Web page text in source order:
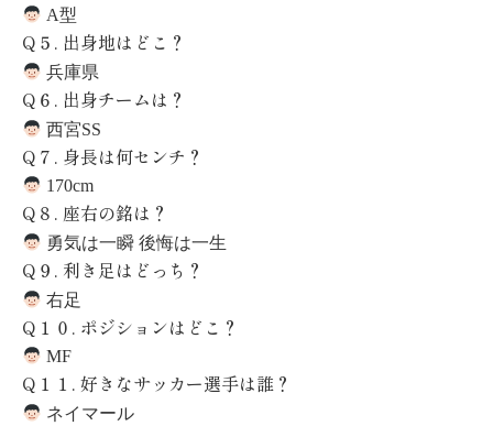
A型
Q ５ . 出身地はどこ？
兵庫県
Q ６ . 出身チームは？
西宮SS
Q ７ . 身長は何センチ？
170cm
Q ８ . 座右の銘は？
勇気は一瞬 後悔は一生
Q ９ . 利き足はどっち？
右足
Q １０ . ポジションはどこ？
MF
Q １１ . 好きなサッカー選手は誰？
ネイマール